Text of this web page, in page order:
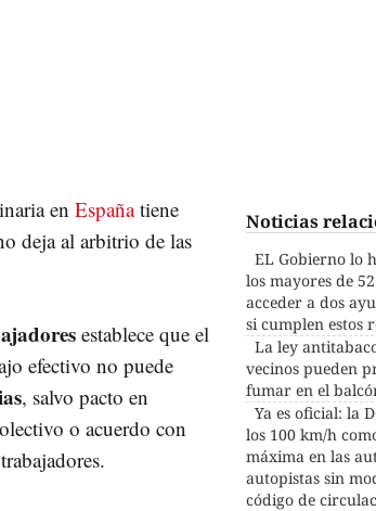
Noticias
EL Gobierno lo
los mayores de
acceder a dos
si cumplen estos
La ley
vecinos pueden
fumar en el
Ya es oficial: la
los 100 km/h
máxima en las
autopistas sin
código de
en Españatiene
deja al arbitrio de las
establece que el
efectivo no puede
, salvo pacto en
o acuerdo con